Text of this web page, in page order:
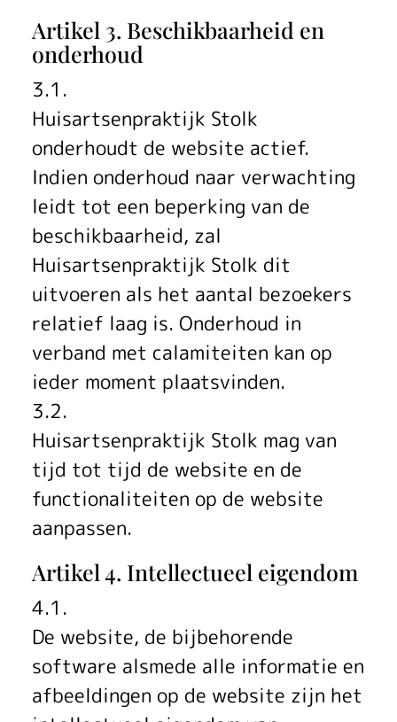
Artikel 3. Beschikbaarheid en
onderhoud
3.1.
Huisartsenpraktijk Stolk
onderhoudt de website actief.
Indien onderhoud naar verwachting
leidt tot een beperking van de
beschikbaarheid, zal
Huisartsenpraktijk Stolk dit
uitvoeren als het aantal bezoekers
relatief laag is. Onderhoud in
verband met calamiteiten kan op
ieder moment plaatsvinden.
3.2.
Huisartsenpraktijk Stolk mag van
tijd tot tijd de website en de
functionaliteiten op de website
aanpassen.
Artikel 4. Intellectueel eigendom
4.1.
De website, de bijbehorende
software alsmede alle informatie en
afbeeldingen op de website zijn het